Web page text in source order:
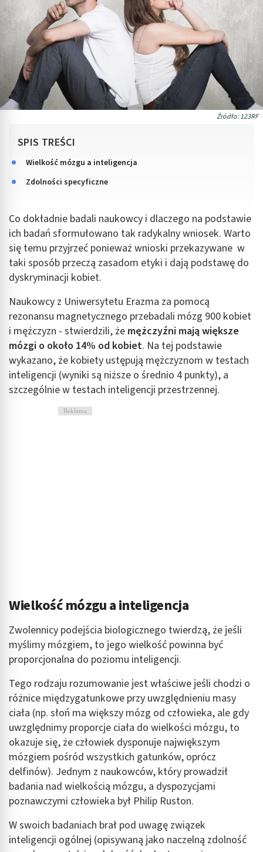
Źródło: 123RF
SPIS TREŚCI
Wielkość mózgu a inteligencja
Zdolności specyficzne
Co dokładnie badali naukowcy i dlaczego na podstawie
ich badań sformułowano tak radykalny wniosek. Warto
się temu przyjrzeć ponieważ wnioski przekazywane w
taki sposób przeczą zasadom etyki i dają podstawę do
dyskryminacji kobiet.
Naukowcy z Uniwersytetu Erazma za pomocą
rezonansu magnetycznego przebadali mózg 900 kobiet
i mężczyzn - stwierdzili, że mężczyźni mają większe
mózgi o około 14% od kobiet. Na tej podstawie
wykazano, że kobiety ustępują mężczyznom w testach
inteligencji (wyniki są niższe o średnio 4 punkty), a
szczególnie w testach inteligencji przestrzennej.
Reklama
Wielkość mózgu a inteligencja
Zwolennicy podejścia biologicznego twierdzą, że jeśli
myślimy mózgiem, to jego wielkość powinna być
proporcjonalna do poziomu inteligencji.
Tego rodzaju rozumowanie jest właściwe jeśli chodzi o
różnice międzygatunkowe przy uwzględnieniu masy
ciała (np. słoń ma większy mózg od człowieka, ale gdy
uwzględnimy proporcje ciała do wielkości mózgu, to
okazuje się, że człowiek dysponuje największym
mózgiem pośród wszystkich gatunków, oprócz
delfinów). Jednym z naukowców, który prowadził
badania nad wielkością mózgu, a dyspozycjami
poznawczymi człowieka był Philip Ruston.
W swoich badaniach brał pod uwagę związek
inteligencji ogólnej (opisywaną jako naczelną zdolność